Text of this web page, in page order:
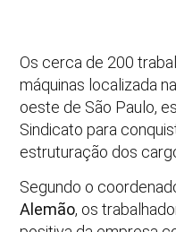
Os cerca de 200
máquinas localizada
oeste de São Paulo,
Sindicato para
estruturação dos
Segundo o
Alemão, os